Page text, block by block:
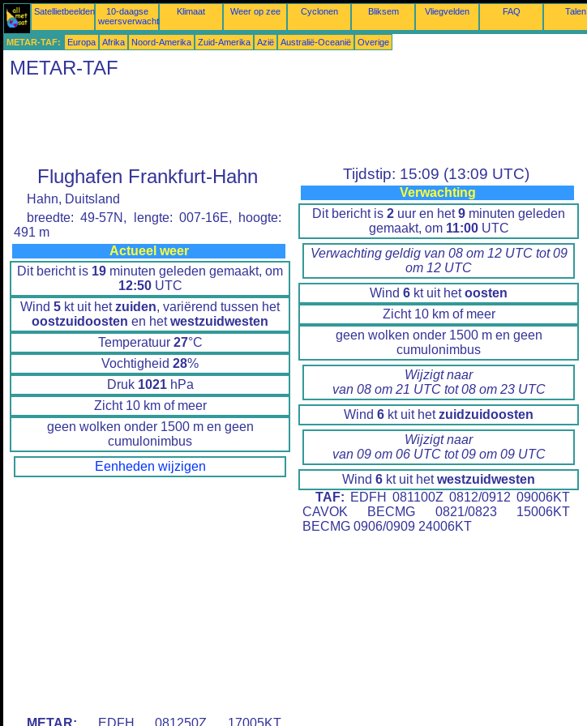
Satellietbeelden
10-daagse
weersverwachtingen
Klimaat Weer op zee Cyclonen Bliksem Vliegvelden FAQ Talen
METAR-TAF: Europa Afrika Noord-Amerika Zuid-Amerika Azië Australië-Oceanië Overige
METAR-TAF
Flughafen Frankfurt-Hahn
Hahn, Duitsland
breedte: 49-57N, lengte: 007-16E, hoogte:
491 m
Actueel weer
Dit bericht is 19 minuten geleden gemaakt, om
12:50UTC
Wind 5 kt uit hetzuiden, variërend tussen het
oostzuidoosten en hetwestzuidwesten
Temperatuur 27°C
Vochtigheid 28%
Druk 1021hPa
Zicht 10 km of meer
geen wolken onder 1500 m en geen
cumulonimbus
Eenheden wijzigen
Tijdstip: 15:09 (13:09 UTC)
Verwachting
Dit bericht is 2 uur en het9 minuten geleden
gemaakt, om 11:00UTC
Verwachting geldig van 08 om 12 UTC tot 09
om 12 UTC
Wind 6 kt uit hetoosten
Zicht 10 km of meer
geen wolken onder 1500 m en geen
cumulonimbus
Wijzigt naar
van 08 om 21 UTC tot 08 om 23 UTC
Wind 6 kt uit hetzuidzuidoosten
Wijzigt naar
van 09 om 06 UTC tot 09 om 09 UTC
Wind 6 kt uit hetwestzuidwesten
TAF: EDFH 081100Z 0812/0912 09006KT
CAVOK BECMG 0821/0823 15006KT
BECMG 0906/0909 24006KT